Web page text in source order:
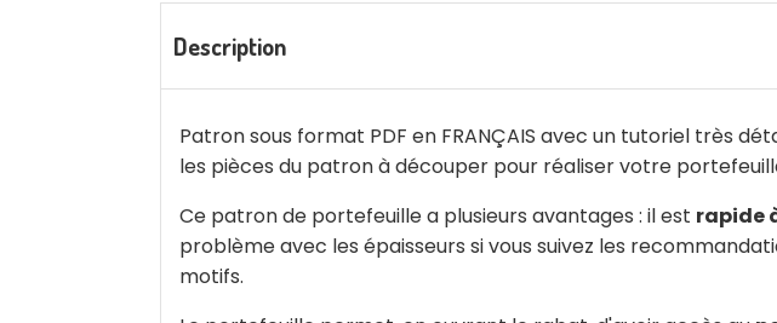
Description
Patron sous format PDF en FRANÇAIS avec un tutoriel très
les pièces du patron à découper pour réaliser votre
Ce patron de portefeuille a plusieurs avantages : il est rapide
problème avec les épaisseurs si vous suivez les
motifs.